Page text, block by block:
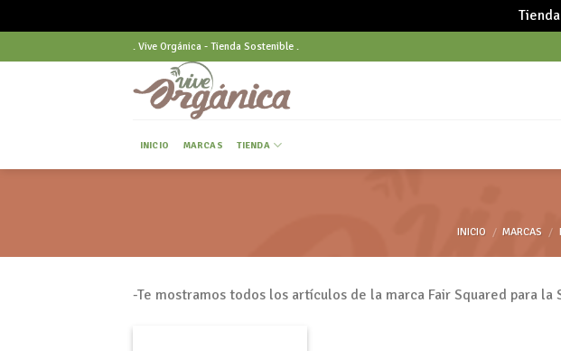
to
. Vive Orgánica - Tienda Sostenible .
INICIO MARCAS TIENDA
INICIO / MARCAS /
-Te mostramos todos los artículos de la marca Fair Squared para la